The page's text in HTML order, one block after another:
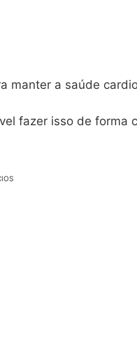
manter a saúde
fazer isso de forma